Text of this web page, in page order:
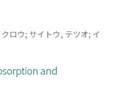
ロウ; サイトウ, テツオ; イ
and